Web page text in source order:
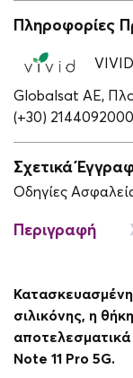
Πληροφορίες
VIVID
Globalsat ΑΕ,
(+30)
Σχετικά
Οδηγίες
Περιγραφή
σιλικόνης, η
Note 11 Pro 5G.